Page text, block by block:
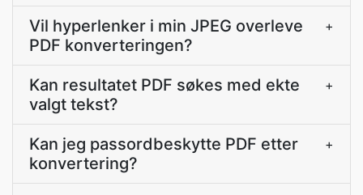
Vil hyperlenker i min JPEG overleve
PDF konverteringen?
+
Kan resultatet PDF søkes med ekte
valgt tekst?
+
Kan jeg passordbeskytte PDF etter
konvertering?
+